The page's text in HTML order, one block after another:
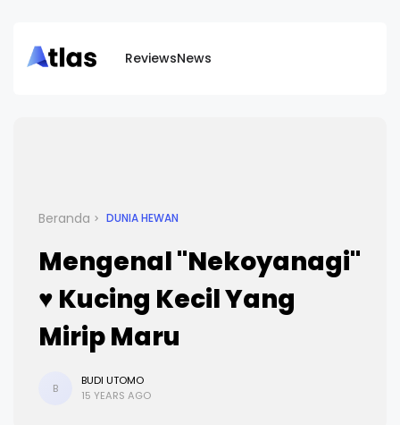
ReviewsNews
Beranda DUNIA HEWAN
Mengenal "Nekoyanagi"
♥ Kucing Kecil Yang
Mirip Maru
B
BUDI UTOMO
15 YEARS AGO